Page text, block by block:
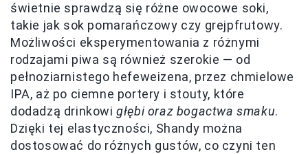
świetnie sprawdzą się różne owocowe soki,
takie jak sok pomarańczowy czy grejpfrutowy.
Możliwości eksperymentowania z różnymi
rodzajami piwa są również szerokie — od
pełnoziarnistego hefeweizena, przez chmielowe
IPA, aż po ciemne portery i stouty, które
dodadzą drinkowigłębi oraz bogactwa smaku.
Dzięki tej elastyczności, Shandy można
dostosować do różnych gustów, co czyni ten